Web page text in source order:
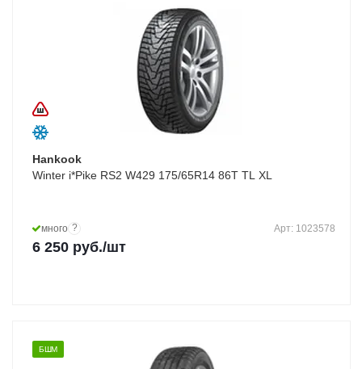
Hankook
Winter i*Pike RS2 W429 175/65R14 86T TL XL
много ? Арт: 1023578
6 250 руб./шт
БШМ